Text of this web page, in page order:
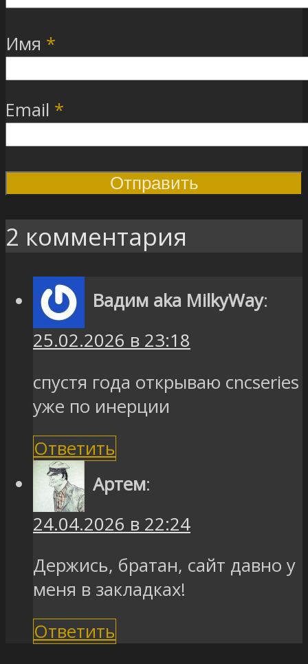
Имя *
Email *
2 комментария
Вадим aka MilkyWay:
25.02.2026 в 23:18
спустя года открываю cncseries
уже по инерции
Ответить
Артем:
24.04.2026 в 22:24
Держись, братан, сайт давно у
меня в закладках!
Ответить